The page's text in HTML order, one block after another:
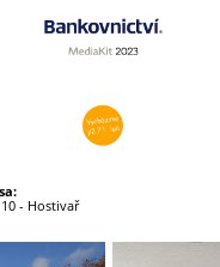
- Hostivař